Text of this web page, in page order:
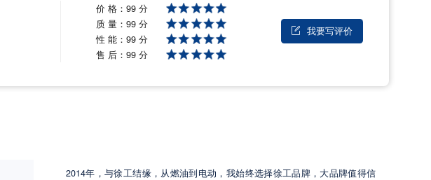
价 格：99 分
质 量：99 分
性 能：99 分
售 后：99 分
 我要写评价
2014年，与徐工结缘，从燃油到电动，我始终选择徐工品牌，大品牌值得信